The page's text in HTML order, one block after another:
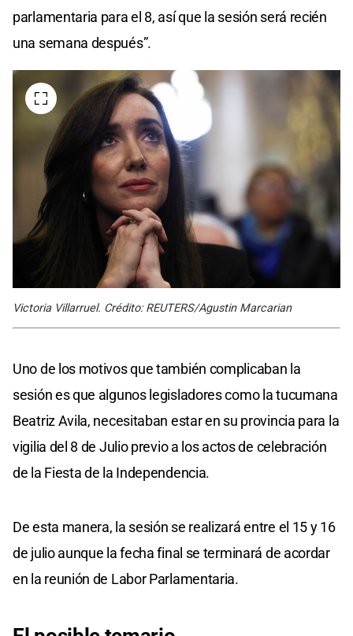
parlamentaria para el 8, así que la sesión será recién
una semana después”.
Victoria Villarruel. Crédito: REUTERS/Agustin Marcarian
Uno de los motivos que también complicaban la
sesión es que algunos legisladores como la tucumana
Beatriz Avila, necesitaban estar en su provincia para la
vigilia del 8 de Julio previo a los actos de celebración
de la Fiesta de la Independencia.
De esta manera, la sesión se realizará entre el 15 y 16
de julio aunque la fecha final se terminará de acordar
en la reunión de Labor Parlamentaria.